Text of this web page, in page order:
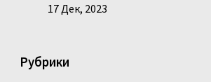
17 Дек, 2023
Рубрики